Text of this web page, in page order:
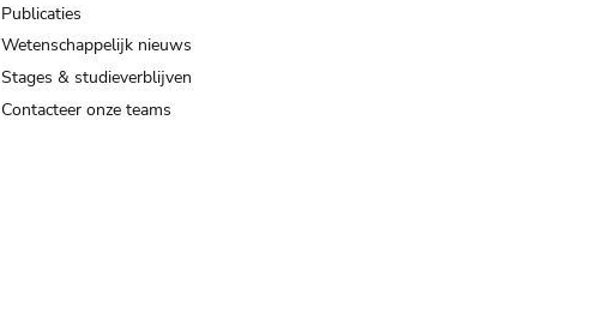
Publicaties
Wetenschappelijk nieuws
Stages & studieverblijven
Contacteer onze teams